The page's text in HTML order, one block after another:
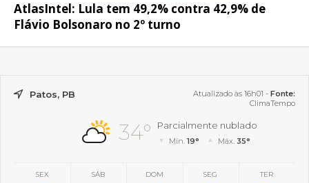
AtlasIntel: Lula tem 49,2% contra 42,9% de
Flávio Bolsonaro no 2º turno
Patos, PB Atualizado às 16h01 - Fonte:
ClimaTempo
34° Parcialmente nublado
Mín.19° Máx. 35°
SEX SÁB DOM SEG TER